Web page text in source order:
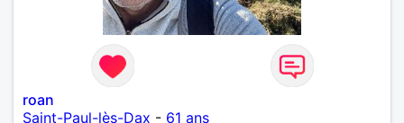
roan
Saint-Paul-lès-Dax - 61 ans